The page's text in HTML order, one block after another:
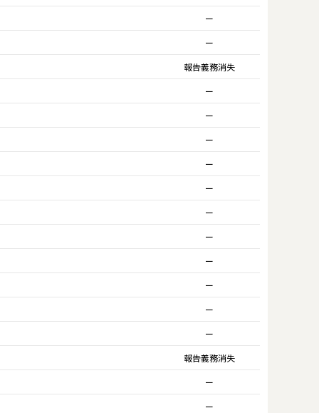
ー
ー
報告義務消失
ー
ー
ー
ー
ー
ー
ー
ー
ー
ー
ー
報告義務消失
ー
ー